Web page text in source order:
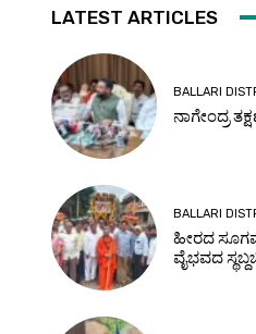
LATEST ARTICLES
BALLARI
ನಾಗೇಂದ್ರ
BALLARI
ಹೀರದ
ವೈಭವದ